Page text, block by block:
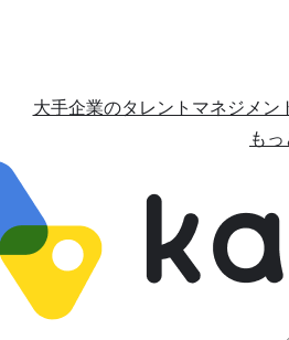
大手企業のタレントマネジメン
も